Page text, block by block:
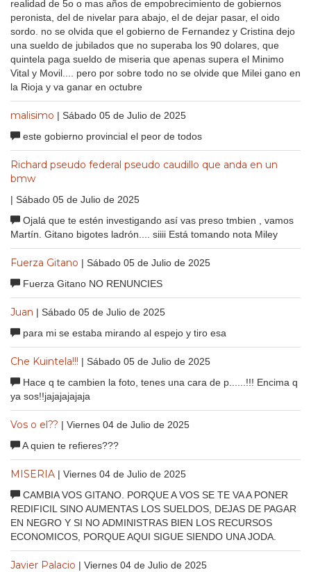
realidad de 5o o mas años de empobrecimiento de gobiernos
peronista, del de nivelar para abajo, el de dejar pasar, el oido
sordo. no se olvida que el gobierno de Fernandez y Cristina dejo
una sueldo de jubilados que no superaba los 90 dolares, que
quintela paga sueldo de miseria que apenas supera el Minimo
Vital y Movil.... pero por sobre todo no se olvide que Milei gano en
la Rioja y va ganar en octubre
malisimo | Sábado 05 de Julio de 2025
este gobierno provincial el peor de todos
Richard pseudo federal pseudo caudillo que anda en un
bmw
| Sábado 05 de Julio de 2025
Ojalá que te estén investigando así vas preso tmbien , vamos
Martín. Gitano bigotes ladrón.... siiii Está tomando nota Miley
Fuerza Gitano | Sábado 05 de Julio de 2025
Fuerza Gitano NO RENUNCIES
Juan | Sábado 05 de Julio de 2025
para mi se estaba mirando al espejo y tiro esa
Che Kuintela!!! | Sábado 05 de Julio de 2025
Hace q te cambien la foto, tenes una cara de p......!!! Encima q
ya sos!!jajajajajaja
Vos o el?? | Viernes 04 de Julio de 2025
A quien te refieres???
MISERIA | Viernes 04 de Julio de 2025
CAMBIA VOS GITANO. PORQUE A VOS SE TE VA A PONER
REDIFICIL SINO AUMENTAS LOS SUELDOS, DEJAS DE PAGAR
EN NEGRO Y SI NO ADMINISTRAS BIEN LOS RECURSOS
ECONOMICOS, PORQUE AQUI SIGUE SIENDO UNA JODA.
Javier Palacio | Viernes 04 de Julio de 2025